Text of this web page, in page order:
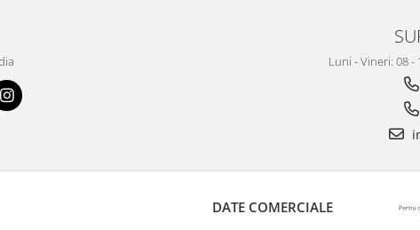
Luni - Vineri: 08 -
DATE COMERCIALE